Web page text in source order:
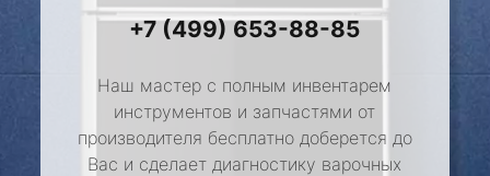
+7 (499) 653-88-85
Наш мастер с полным инвентарем
инструментов и запчастями от
производителя бесплатно доберется до
Вас и сделает диагностику варочных